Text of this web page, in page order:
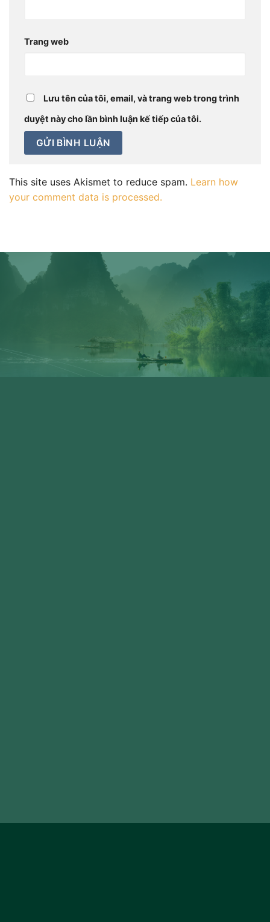
Trang web
Lưu tên của tôi, email, và trang web trong trình
duyệt này cho lần bình luận kế tiếp của tôi.
This site uses Akismet to reduce spam. Learn how
your comment data is processed.